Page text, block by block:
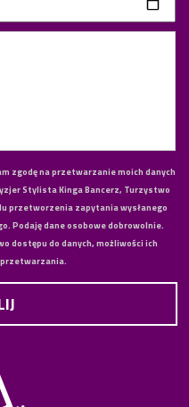
zgodę na przetwarzanie moich danych
Stylista Kinga Bancerz, Turzystwo
przetworzenia zapytania wysłanego
Podaję dane osobowe dobrowolnie.
dostępu do danych, możliwości ich